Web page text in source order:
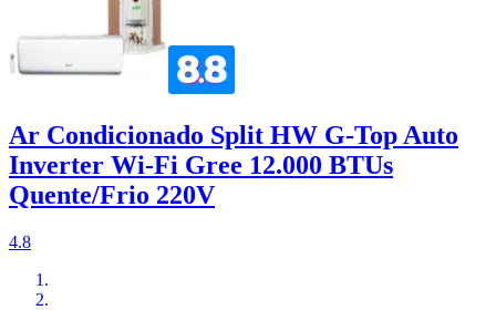
Ar Condicionado Split HW G-Top Auto
Inverter Wi-Fi Gree 12.000 BTUs
Quente/Frio 220V
4.8